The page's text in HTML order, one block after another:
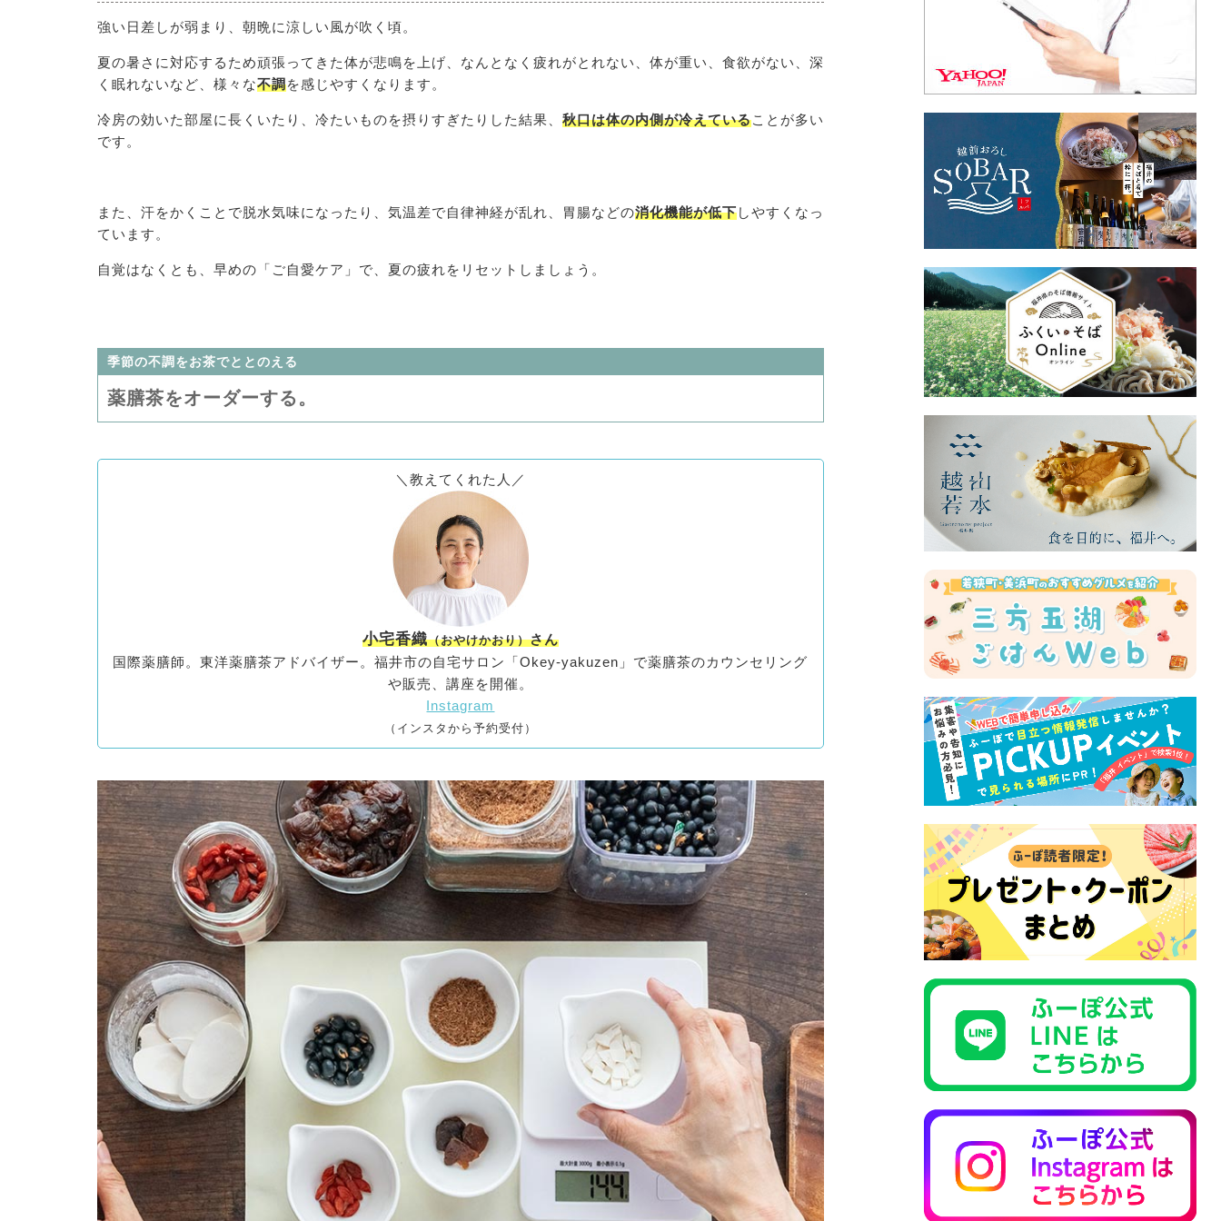
強い日差しが弱まり、朝晩に涼しい風が吹く頃。
夏の暑さに対応するため頑張ってきた体が悲鳴を上げ、なんとなく疲れがとれない、体が重い、食欲がない、深
く眠れないなど、様々な不調を感じやすくなります。
冷房の効いた部屋に長くいたり、冷たいものを摂りすぎたりした結果、 秋口は体の内側が冷えていることが多い
です。
また、汗をかくことで脱水気味になったり、気温差で自律神経が乱れ、胃腸などの消化機能が低下しやすくなっ
ています。
自覚はなくとも、早めの「ご自愛ケア」で、夏の疲れをリセットしましょう。
季節の不調をお茶でととのえる
薬膳茶をオーダーする。
＼教えてくれた人／
小宅香織（おやけかおり）さん
国際薬膳師。東洋薬膳茶アドバイザー。福井市の自宅サロン「Okey-yakuzen」で薬膳茶のカウンセリング
や販売、講座を開催。
Instagram
（インスタから予約受付）